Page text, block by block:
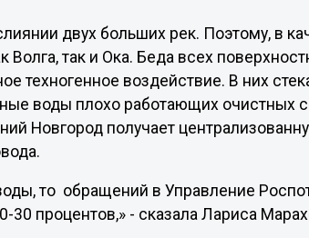
двух больших рек. Поэтому, в
Волга, так и Ока. Беда всех
техногенное воздействие. В них
воды плохо работающих очистных
Новгород получает
то обращений в Управление
30 процентов,» - сказала Лариса